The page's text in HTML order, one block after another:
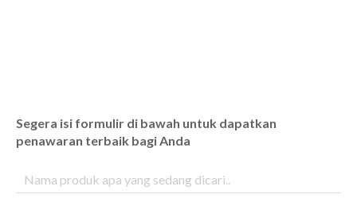
Segera isi formulir di bawah untuk dapatkan
penawaran terbaik bagi Anda